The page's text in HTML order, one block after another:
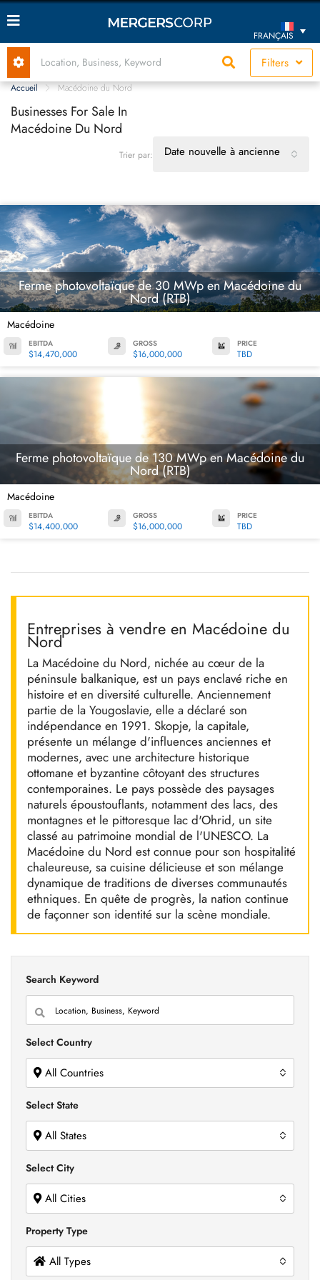
FRANÇAIS
Filters
Accueil Macédoine du Nord
Businesses For Sale In
Macédoine Du Nord
Trier par: Date nouvelle à ancienne
Ferme photovoltaïque de 30 MWp en Macédoine du
Nord (RTB)
Macédoine
EBITDA
$14,470,000
GROSS
$16,000,000
PRICE
TBD
Ferme photovoltaïque de 130 MWp en Macédoine du
Nord (RTB)
Macédoine
EBITDA
$14,400,000
GROSS
$16,000,000
PRICE
TBD
Entreprises à vendre en Macédoine du
Nord
La Macédoine du Nord, nichée au cœur de la
péninsule balkanique, est un pays enclavé riche en
histoire et en diversité culturelle. Anciennement
partie de la Yougoslavie, elle a déclaré son
indépendance en 1991. Skopje, la capitale,
présente un mélange d'influences anciennes et
modernes, avec une architecture historique
ottomane et byzantine côtoyant des structures
contemporaines. Le pays possède des paysages
naturels époustouflants, notamment des lacs, des
montagnes et le pittoresque lac d'Ohrid, un site
classé au patrimoine mondial de l'UNESCO. La
Macédoine du Nord est connue pour son hospitalité
chaleureuse, sa cuisine délicieuse et son mélange
dynamique de traditions de diverses communautés
ethniques. En quête de progrès, la nation continue
de façonner son identité sur la scène mondiale.
Search Keyword
Select Country
All Countries
Select State
All States
Select City
All Cities
Property Type
All Types